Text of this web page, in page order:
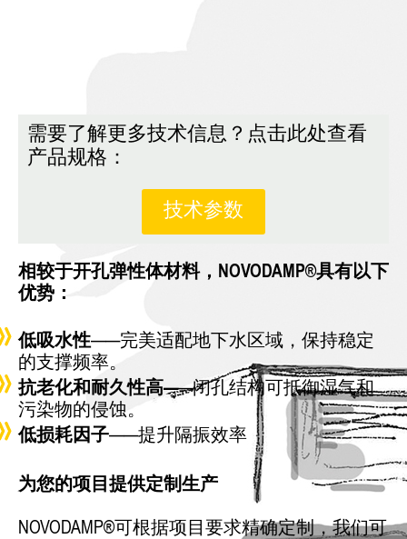
需要了解更多技术信息？点击此处查看
产品规格：
技术参数
相较于开孔弹性体材料，NOVODAMP®具有以下
优势：
低吸水性——完美适配地下水区域，保持稳定
的支撑频率。
抗老化和耐久性高——闭孔结构可抵御湿气和
污染物的侵蚀。
低损耗因子——提升隔振效率
为您的项目提供定制生产
NOVODAMP®可根据项目要求精确定制，我们可